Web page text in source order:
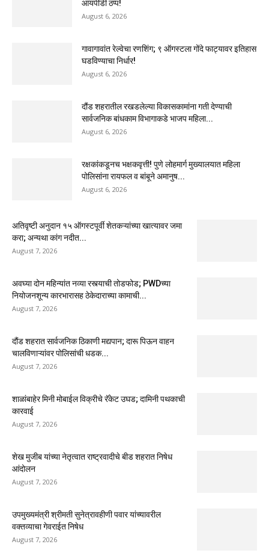
आयपीडी ठप्प!
August 6, 2026
गावागावांत रेल्वेचा रणशिंग; ९ ऑगस्टला गोंदे फाट्यावर इतिहास
घडविण्याचा निर्धार!
August 6, 2026
दौंड शहरातील रखडलेल्या विकासकामांना गती देण्याची
सार्वजनिक बांधकाम विभागाकडे भाजप महिला...
August 6, 2026
रक्षकांकडूनच भक्षकवृत्ती! पुणे लोहमार्ग मुख्यालयात महिला
पोलिसांना रायफल व बांबूने अमानुष...
August 6, 2026
अतिवृष्टी अनुदान १५ ऑगस्टपूर्वी शेतकऱ्यांच्या खात्यावर जमा
करा; अन्यथा कांग नदीत...
August 7, 2026
अवघ्या दोन महिन्यांत नव्या रस्त्याची तोडफोड; PWDच्या
नियोजनशून्य कारभारासह ठेकेदाराच्या कामाची...
August 7, 2026
दौंड शहरात सार्वजनिक ठिकाणी मद्यपान; दारू पिऊन वाहन
चालविणाऱ्यांवर पोलिसांची धडक...
August 7, 2026
शाळांबाहेर मिनी मोबाईल विक्रीचे रॅकेट उघड; दामिनी पथकाची
कारवाई
August 7, 2026
शेख मुजीब यांच्या नेतृत्वात राष्ट्रवादीचे बीड शहरात निषेध
आंदोलन
August 7, 2026
उपमुख्यमंत्री श्रीमती सुनेत्रावहीणी पवार यांच्यावरील
वक्तव्याचा गेवराईत निषेध
August 7, 2026